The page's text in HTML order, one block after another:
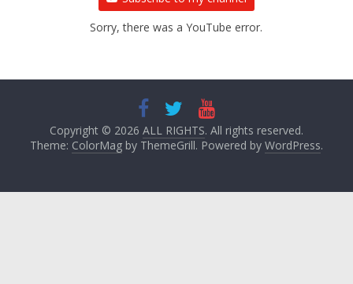
Sorry, there was a YouTube error.
Copyright © 2026 ALL RIGHTS. All rights reserved.
Theme: ColorMagby ThemeGrill. Powered by WordPress.